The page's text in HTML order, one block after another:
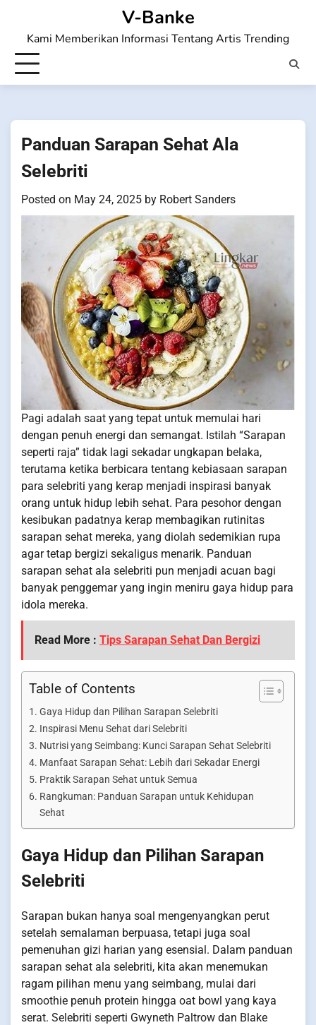
content
V-Banke
Kami Memberikan Informasi Tentang Artis Trending
Panduan Sarapan Sehat Ala
Selebriti
Posted on May 24, 2025 by Robert Sanders
Pagi adalah saat yang tepat untuk memulai hari
dengan penuh energi dan semangat. Istilah “Sarapan
seperti raja” tidak lagi sekadar ungkapan belaka,
terutama ketika berbicara tentang kebiasaan sarapan
para selebriti yang kerap menjadi inspirasi banyak
orang untuk hidup lebih sehat. Para pesohor dengan
kesibukan padatnya kerap membagikan rutinitas
sarapan sehat mereka, yang diolah sedemikian rupa
agar tetap bergizi sekaligus menarik. Panduan
sarapan sehat ala selebriti pun menjadi acuan bagi
banyak penggemar yang ingin meniru gaya hidup para
idola mereka.
Read More : Tips Sarapan Sehat Dan Bergizi
Table of Contents
Gaya Hidup dan Pilihan Sarapan Selebriti
Inspirasi Menu Sehat dari Selebriti
Nutrisi yang Seimbang: Kunci Sarapan Sehat Selebriti
Manfaat Sarapan Sehat: Lebih dari Sekadar Energi
Praktik Sarapan Sehat untuk Semua
Rangkuman: Panduan Sarapan untuk Kehidupan
Sehat
Gaya Hidup dan Pilihan Sarapan
Selebriti
Sarapan bukan hanya soal mengenyangkan perut
setelah semalaman berpuasa, tetapi juga soal
pemenuhan gizi harian yang esensial. Dalam panduan
sarapan sehat ala selebriti, kita akan menemukan
ragam pilihan menu yang seimbang, mulai dari
smoothie penuh protein hingga oat bowl yang kaya
serat. Selebriti seperti Gwyneth Paltrow dan Blake